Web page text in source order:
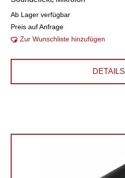
Ab Lager verfügbar
Preis auf Anfrage
Zur Wunschliste hinzufügen
DETAILS